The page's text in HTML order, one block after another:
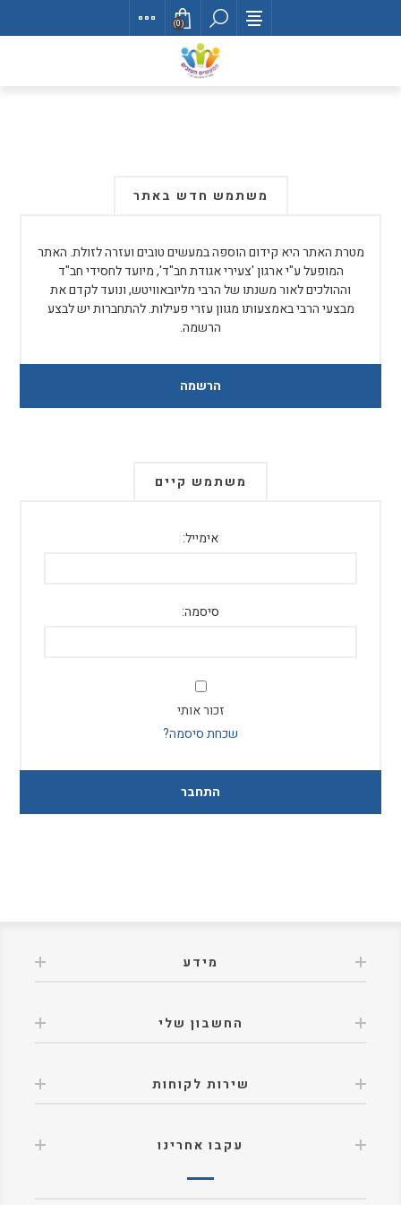
(0)
משתמש חדש באתר
מטרת האתר היא קידום הוספה במעשים טובים ועזרה לזולת. האתר
המופעל ע"י ארגון 'צעירי אגודת חב"ד', מיועד לחסידי חב"ד
וההולכים לאור משנתו של הרבי מליובאוויטש, ונועד לקדם את
מבצעי הרבי באמצעותו מגוון עזרי פעילות. להתחברות יש לבצע
הרשמה.
משתמש קיים
אימייל:
סיסמה:
זכור אותי
שכחת סיסמה?
מידע
החשבון שלי
שירות לקוחות
עקבו אחרינו